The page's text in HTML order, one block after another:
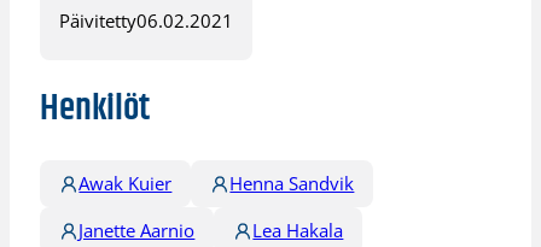
Päivitetty06.02.2021
Henkilöt
Awak Kuier
Henna Sandvik
Janette Aarnio
Lea Hakala